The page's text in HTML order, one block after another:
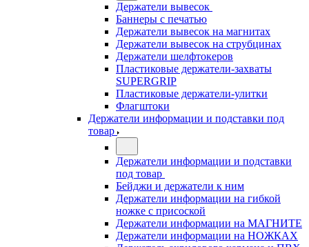
Держатели вывесок
Баннеры с печатью
Держатели вывесок на магнитах
Держатели вывесок на струбцинах
Держатели шелфтокеров
Пластиковые держатели-захваты
SUPERGRIP
Пластиковые держатели-улитки
Флагштоки
Держатели информации и подставки под
товар
Держатели информации и подставки
под товар
Бейджи и держатели к ним
Держатели информации на гибкой
ножке с присоской
Держатели информации на МАГНИТЕ
Держатели информации на НОЖКАХ